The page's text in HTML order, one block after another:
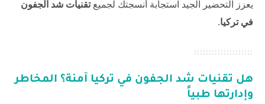
يعزز التحضير الجيد استجابة أنسجتك لجميعتقنيات شد الجفون
في تركيا.
هل تقنيات شد الجفون في تركيا آمنة؟ المخاطر
وإدارتها طبياً